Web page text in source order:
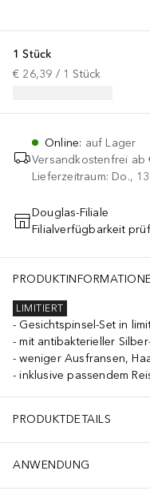
1 Stück
€ 26,39 / 1 Stück
Online: auf Lager
Versandkostenfrei ab
Lieferzeitraum: Do.,
IN
Douglas-Filiale
Filialverfügbarkeit
LIMITIERT
Gesichtspinsel-Set in
mit antibakterieller
weniger Ausfransen,
inklusive passendem
PRODUKTDETAILS
ANWENDUNG